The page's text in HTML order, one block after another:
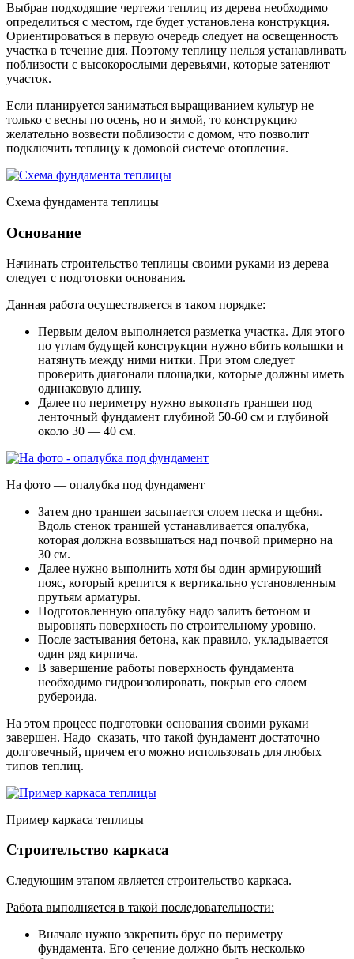
Выбрав подходящие чертежи теплиц из дерева необходимо
определиться с местом, где будет установлена конструкция.
Ориентироваться в первую очередь следует на освещенность
участка в течение дня. Поэтому теплицу нельзя устанавливать
поблизости с высокорослыми деревьями, которые затеняют
участок.
Если планируется заниматься выращиванием культур не
только с весны по осень, но и зимой, то конструкцию
желательно возвести поблизости с домом, что позволит
подключить теплицу к домовой системе отопления.
Схема фундамента теплицы
Основание
Начинать строительство теплицы своими руками из дерева
следует с подготовки основания.
Данная работа осуществляется в таком порядке:
Первым делом выполняется разметка участка. Для этого
по углам будущей конструкции нужно вбить колышки и
натянуть между ними нитки. При этом следует
проверить диагонали площадки, которые должны иметь
одинаковую длину.
Далее по периметру нужно выкопать траншеи под
ленточный фундамент глубиной 50-60 см и глубиной
около 30 — 40 см.
На фото — опалубка под фундамент
Затем дно траншеи засыпается слоем песка и щебня.
Вдоль стенок траншей устанавливается опалубка,
которая должна возвышаться над почвой примерно на
30 см.
Далее нужно выполнить хотя бы один армирующий
пояс, который крепится к вертикально установленным
прутьям арматуры.
Подготовленную опалубку надо залить бетоном и
выровнять поверхность по строительному уровню.
После застывания бетона, как правило, укладывается
один ряд кирпича.
В завершение работы поверхность фундамента
необходимо гидроизолировать, покрыв его слоем
рубероида.
На этом процесс подготовки основания своими руками
завершен. Надо сказать, что такой фундамент достаточно
долговечный, причем его можно использовать для любых
типов теплиц.
Пример каркаса теплицы
Строительство каркаса
Следующим этапом является строительство каркаса.
Работа выполняется в такой последовательности:
Вначале нужно закрепить брус по периметру
фундамента. Его сечение должно быть несколько